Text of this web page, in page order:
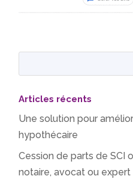
Articles récents
Une solution pour
hypothécaire
Cession de parts de SCI
notaire, avocat ou